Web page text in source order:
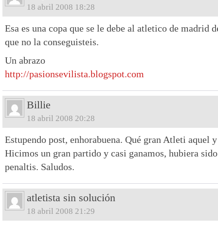
18 abril 2008 18:28
Esa es una copa que se le debe al atletico de madrid
que no la conseguisteis.
Un abrazo
http://pasionsevilista.blogspot.com
Billie
18 abril 2008 20:28
Estupendo post, enhorabuena. Qué gran Atleti aquel
Hicimos un gran partido y casi ganamos, hubiera
penaltis. Saludos.
atletista sin solución
18 abril 2008 21:29